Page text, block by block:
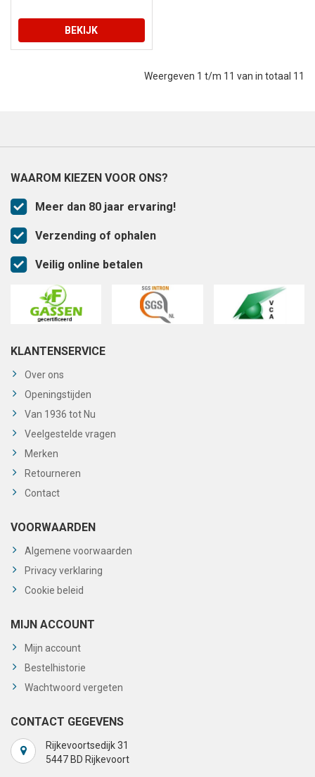
BEKIJK
Weergeven 1 t/m 11 van in totaal 11
WAAROM KIEZEN VOOR ONS?
Meer dan 80 jaar ervaring!
Verzending of ophalen
Veilig online betalen
KLANTENSERVICE
Over ons
Openingstijden
Van 1936 tot Nu
Veelgestelde vragen
Merken
Retourneren
Contact
VOORWAARDEN
Algemene voorwaarden
Privacy verklaring
Cookie beleid
MIJN ACCOUNT
Mijn account
Bestelhistorie
Wachtwoord vergeten
CONTACT GEGEVENS
Rijkevoortsedijk 31
5447 BD Rijkevoort